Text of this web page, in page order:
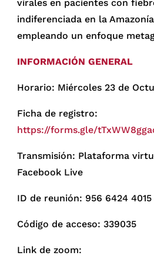
virales en pacientes con
indiferenciada en la
empleando un enfoque
INFORMACIÓN GENERAL
Horario: Miércoles 23 de
Ficha de registro:
https://forms.gle/
Transmisión: Plataforma
Facebook Live
ID de reunión: 956 6424 4015
Código de acceso: 339035
Link de zoom: